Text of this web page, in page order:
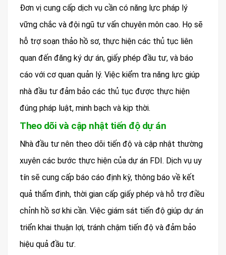
Đơn vị cung cấp dịch vụ cần có năng lực pháp lý
vững chắc và đội ngũ tư vấn chuyên môn cao. Họ sẽ
hỗ trợ soạn thảo hồ sơ, thực hiện các thủ tục liên
quan đến đăng ký dự án, giấy phép đầu tư, và báo
cáo với cơ quan quản lý. Việc kiểm tra năng lực giúp
nhà đầu tư đảm bảo các thủ tục được thực hiện
đúng pháp luật, minh bạch và kịp thời.
Theo dõi và cập nhật tiến độ dự án
Nhà đầu tư nên theo dõi tiến độ và cập nhật thường
xuyên các bước thực hiện của dự án FDI. Dịch vụ uy
tín sẽ cung cấp báo cáo định kỳ, thông báo về kết
quả thẩm định, thời gian cấp giấy phép và hỗ trợ điều
chỉnh hồ sơ khi cần. Việc giám sát tiến độ giúp dự án
triển khai thuận lợi, tránh chậm tiến độ và đảm bảo
hiệu quả đầu tư.